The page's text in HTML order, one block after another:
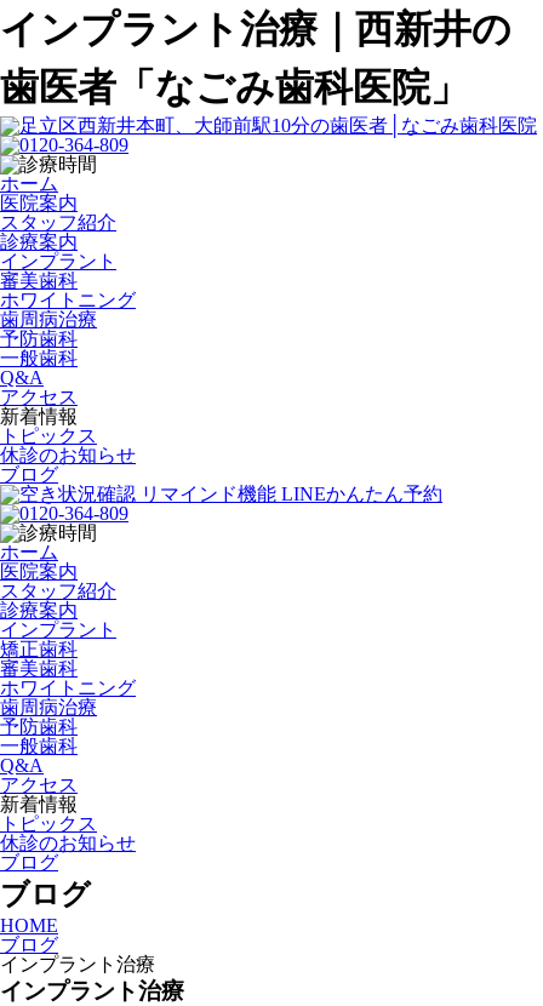
インプラント治療｜西新井の
歯医者「なごみ歯科医院」
ホーム
医院案内
スタッフ紹介
診療案内
インプラント
審美歯科
ホワイトニング
歯周病治療
予防歯科
一般歯科
Q&A
アクセス
新着情報
トピックス
休診のお知らせ
ブログ
ホーム
医院案内
スタッフ紹介
診療案内
インプラント
矯正歯科
審美歯科
ホワイトニング
歯周病治療
予防歯科
一般歯科
Q&A
アクセス
新着情報
トピックス
休診のお知らせ
ブログ
ブログ
HOME
ブログ
インプラント治療
インプラント治療